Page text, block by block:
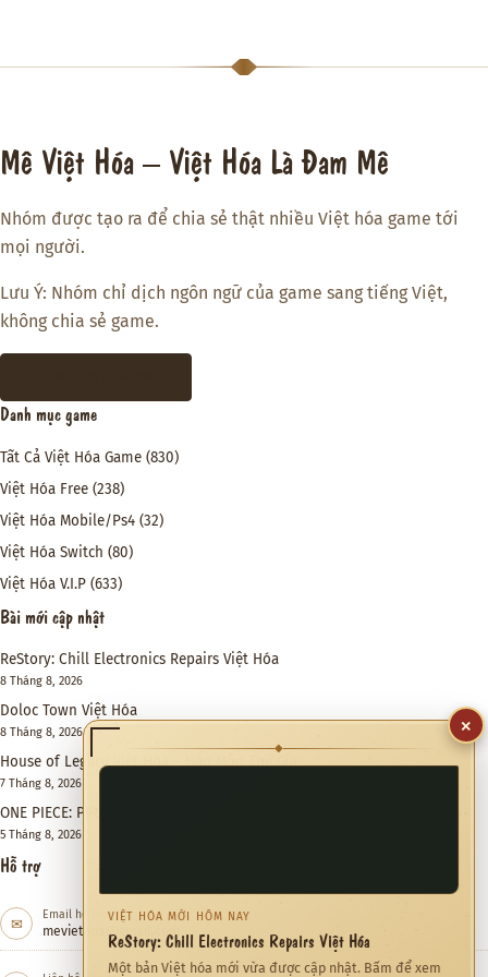
Mê Việt Hóa – Việt Hóa Là Đam Mê
Nhóm được tạo ra để chia sẻ thật nhiều Việt hóa game tới
mọi người.
Lưu Ý: Nhóm chỉ dịch ngôn ngữ của game sang tiếng Việt,
không chia sẻ game.
Danh mục game
Tất Cả Việt Hóa Game (830)
Việt Hóa Free (238)
Việt Hóa Mobile/Ps4 (32)
Việt Hóa Switch (80)
Việt Hóa V.I.P (633)
Bài mới cập nhật
ReStory: Chill Electronics Repairs Việt Hóa
8 Tháng 8, 2026
Doloc Town Việt Hóa
8 Tháng 8, 2026
House of Legacy Việt Hóa – Hào Môn Thế Gia
7 Tháng 8, 2026
ONE PIECE: PIRATE WARRIORS 4 Việt Hóa
5 Tháng 8, 2026
Hỗ trợ
✉ Email hỗ trợ
meviethoa@gmail.com
×
◆
VIỆT HÓA MỚI HÔM NAY
ReStory: Chill Electronics Repairs Việt Hóa
Một bản Việt hóa mới vừa được cập nhật. Bấm để xem